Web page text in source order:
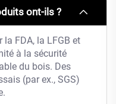
ont-ils ?
FDA, la LFGB et
à la sécurité
du bois. Des
(par ex., SGS)